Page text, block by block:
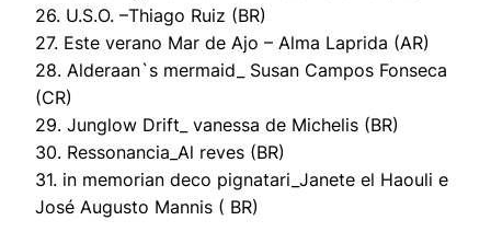
26. U.S.O. –Thiago Ruiz (BR)
27. Este verano Mar de Ajo – Alma Laprida (AR)
28. Alderaan`s mermaid_ Susan Campos Fonseca
(CR)
29. Junglow Drift_ vanessa de Michelis (BR)
30. Ressonancia_Al reves (BR)
31. in memorian deco pignatari_Janete el Haouli e
José Augusto Mannis ( BR)